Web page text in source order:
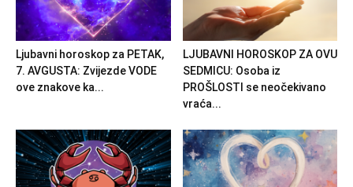
Ljubavni horoskop za PETAK,
7. AVGUSTA: Zvijezde VODE
ove znakove ka...
LJUBAVNI HOROSKOP ZA OVU
SEDMICU: Osoba iz
PROŠLOSTI se neočekivano
vraća...